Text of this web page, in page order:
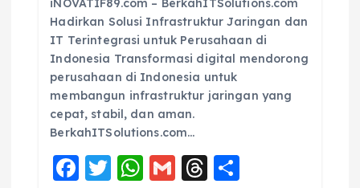
Hadirkan Solusi Infrastruktur Jaringan dan
IT Terintegrasi untuk Perusahaan di
Indonesia Transformasi digital mendorong
perusahaan di Indonesia untuk
membangun infrastruktur jaringan yang
cepat, stabil, dan aman.
BerkahITSolutions.com…
F
T
W G T